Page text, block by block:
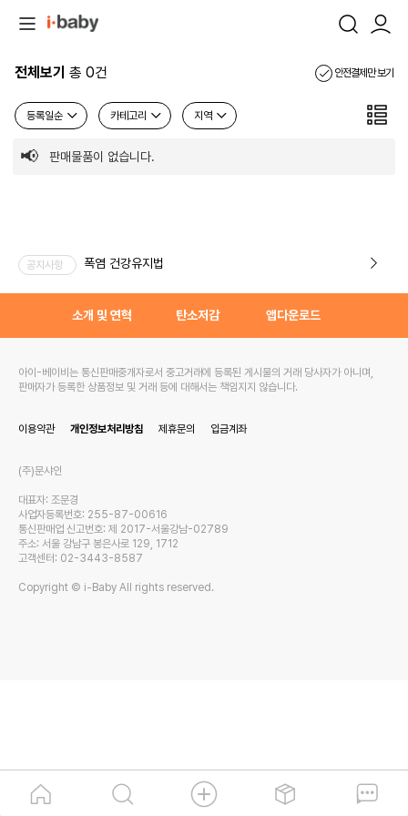
전체보기 총 0건 안전결제만 보기
등록일순 카테고리 지역
판매물품이 없습니다.
공지사항 폭염 건강유지법
소개 및 연혁 탄소저감 앱다운로드
아이-베이비는 통신판매중개자로서 중고거래에 등록된 게시물의 거래 당사자가 아니며,
판매자가 등록한 상품정보 및 거래 등에 대해서는 책임지지 않습니다.
이용약관 개인정보처리방침 제휴문의 입금계좌
(주)문샤인
대표자: 조문경
사업자등록번호: 255-87-00616
통신판매업 신고번호: 제 2017-서울강남-02789
주소: 서울 강남구 봉은사로 129, 1712
고객센터: 02-3443-8587
Copyright © i-Baby All rights reserved.